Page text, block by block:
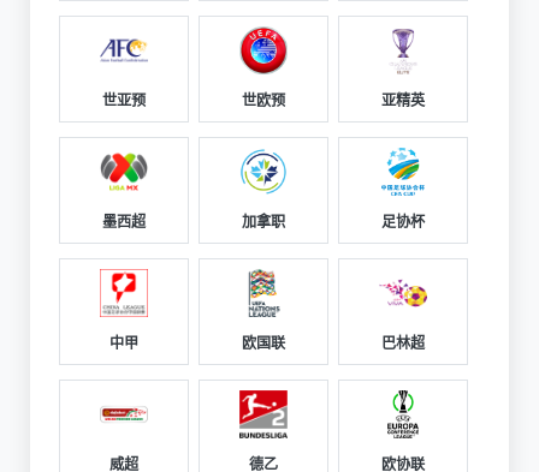
世亚预 世欧预 亚精英
墨西超 加拿职 足协杯
中甲 欧国联 巴林超
威超 德乙 欧协联